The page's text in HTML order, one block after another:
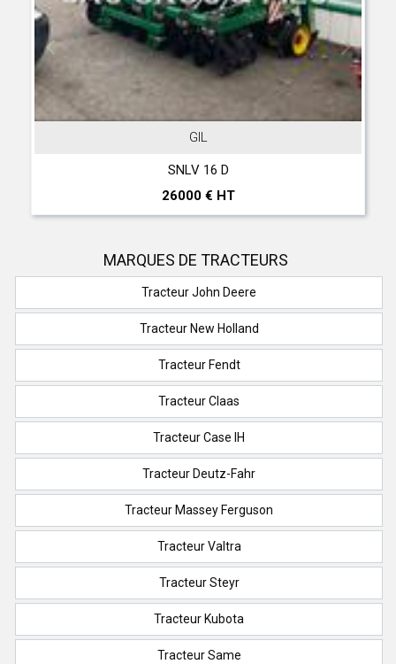
SNLV 16 D
26000 € HT
MARQUES DE TRACTEURS
Tracteur John Deere
Tracteur New Holland
Tracteur Fendt
Tracteur Claas
Tracteur Case IH
Tracteur Deutz-Fahr
Tracteur Massey Ferguson
Tracteur Valtra
Tracteur Steyr
Tracteur Kubota
Tracteur Same